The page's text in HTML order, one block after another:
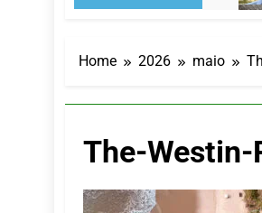
Home 2026 maio
The-